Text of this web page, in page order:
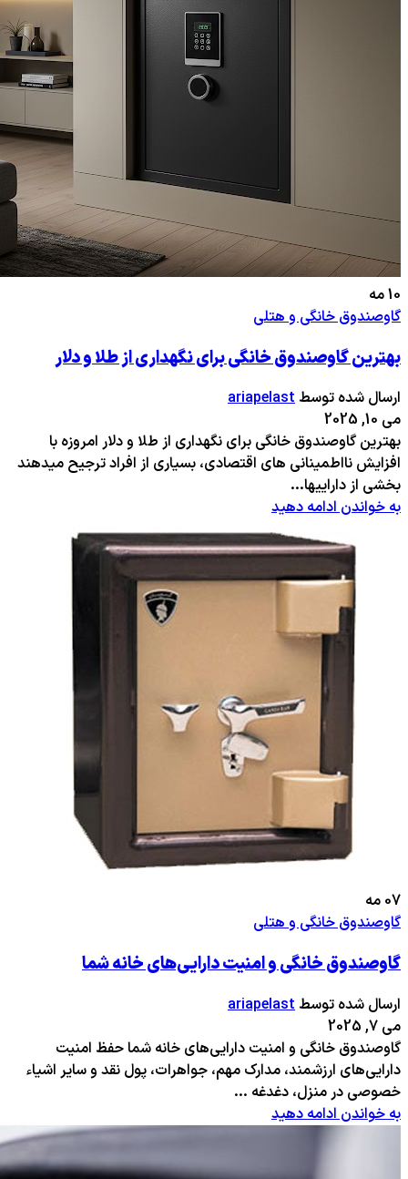
10مه
گاوصندوق خانگی و هتلی
بهترین گاوصندوق خانگی برای نگهداری از طلا و دلار
ارسال شده توسط ariapelast
می 10, 2025
بهترین گاوصندوق خانگی برای نگهداری از طلا و دلار امروزه با
افزایش نااطمینانی های اقتصادی، بسیاری از افراد ترجیح میدهند
بخشی از داراییها...
به خواندن ادامه دهید
07 مه
گاوصندوق خانگی و هتلی
گاوصندوق خانگی و امنیت دارایی‌های خانه شما
ارسال شده توسط ariapelast
می 7, 2025
گاوصندوق خانگی و امنیت دارایی‌های خانه شما حفظ امنیت
دارایی‌های ارزشمند، مدارک مهم، جواهرات، پول نقد و سایر اشیاء
خصوصی در منزل، دغدغه ...
به خواندن ادامه دهید